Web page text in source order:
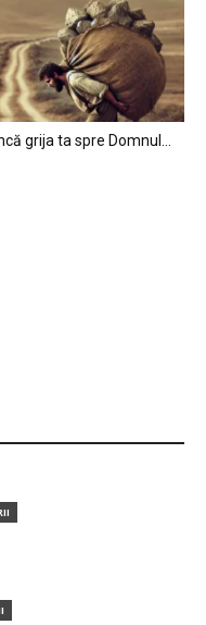
grija ta spre Domnul…